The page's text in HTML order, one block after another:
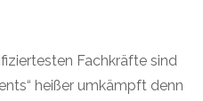
Fachkräfte sind
heißer umkämpft denn